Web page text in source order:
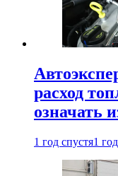
расход
означать
1 год спустя1